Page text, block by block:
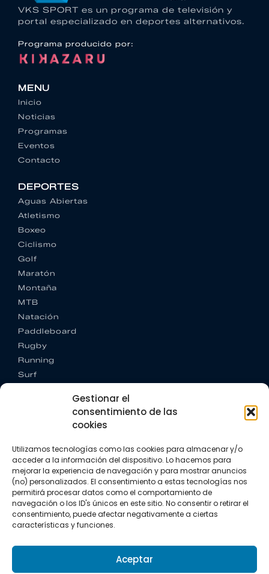
Gestionar el
consentimiento de las
cookies
Utilizamos tecnologías como las cookies para almacenar y/o
acceder a la información del dispositivo. Lo hacemos para
mejorar la experiencia de navegación y para mostrar anuncios
(no) personalizados. El consentimiento a estas tecnologías nos
permitirá procesar datos como el comportamiento de
navegación o los ID's únicos en este sitio. No consentir o retirar el
consentimiento, puede afectar negativamente a ciertas
características y funciones.
Aceptar
VKS SPORT es un programa de televisión y
portal especializado en deportes alternativos.
Programa producido por:
MENU
Inicio
Noticias
Programas
Eventos
Contacto
DEPORTES
Aguas Abiertas
Atletismo
Boxeo
Ciclismo
Golf
Maratón
Montaña
MTB
Natación
Paddleboard
Rugby
Running
Surf
CONTACTO
+34 662 342 177
info@vkssport.com
SÍGUENOS
Política de privacidad
Política de cookies